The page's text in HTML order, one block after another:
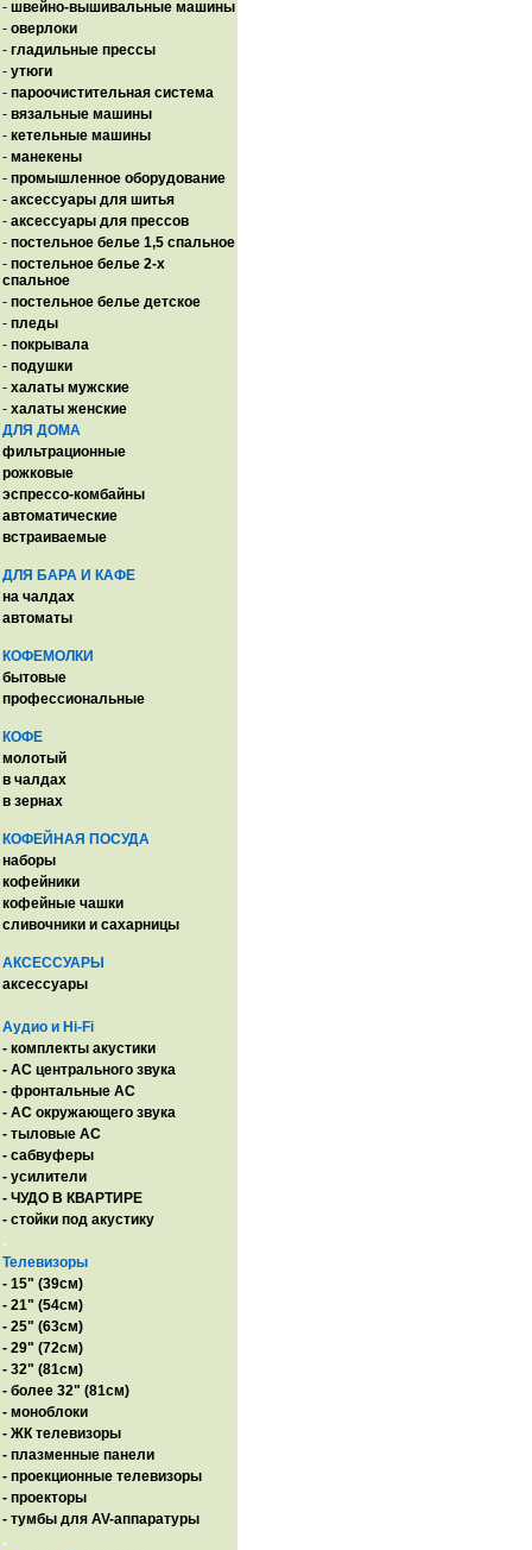
- швейно-вышивальные машины
- оверлоки
- гладильные прессы
- утюги
- пароочистительная система
- вязальные машины
- кетельные машины
- манекены
- промышленное оборудование
- аксессуары для шитья
- аксессуары для прессов
- постельное белье 1,5 спальное
- постельное белье 2-х
спальное
- постельное белье детское
- пледы
- покрывала
- подушки
- халаты мужские
- халаты женские
ДЛЯ ДОМА
фильтрационные
рожковые
эспрессо-комбайны
автоматические
встраиваемые
ДЛЯ БАРА И КАФЕ
на чалдах
автоматы
КОФЕМОЛКИ
бытовые
профессиональные
КОФЕ
молотый
в чалдах
в зернах
КОФЕЙНАЯ ПОСУДА
наборы
кофейники
кофейные чашки
сливочники и сахарницы
АКСЕССУАРЫ
аксессуары
Аудио и Hi-Fi
- комплекты акустики
- AC центрального звука
- фронтальные АС
- АС окружающего звука
- тыловые АС
- сабвуферы
- усилители
- ЧУДО В КВАРТИРЕ
- стойки под акустику
.
Телевизоры
- 15" (39см)
- 21" (54см)
- 25" (63см)
- 29" (72см)
- 32" (81см)
- более 32" (81см)
- моноблоки
- ЖК телевизоры
- плазменные панели
- проекционные телевизоры
- проекторы
- тумбы для AV-аппаратуры
.